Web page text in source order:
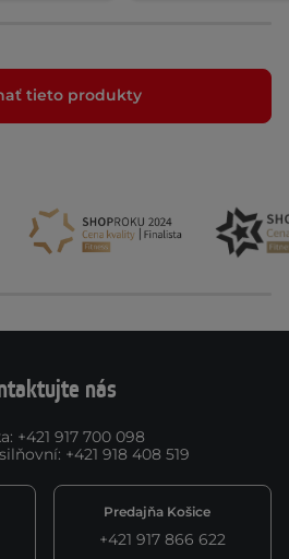
tieto produkty
nás
: +421 917 700 098
: +421 918 408 519
Predajňa Košice
+421 917 866 622